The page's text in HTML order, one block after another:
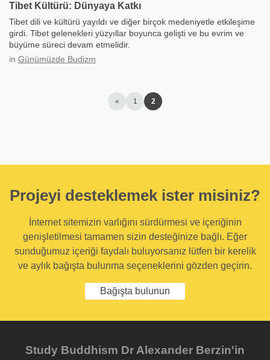
Tibet Kültürü: Dünyaya Katkı
Tibet dili ve kültürü yayıldı ve diğer birçok medeniyetle etkileşime
girdi. Tibet gelenekleri yüzyıllar boyunca gelişti ve bu evrim ve
büyüme süreci devam etmelidir.
in Günümüzde Budizm
« 1 2
Projeyi desteklemek ister misiniz?
İnternet sitemizin varlığını sürdürmesi ve içeriğinin
genişletilmesi tamamen sizin desteğinize bağlı. Eğer
sunduğumuz içeriği faydalı buluyorsanız lütfen bir kerelik
ve aylık bağışta bulunma seçeneklerini gözden geçirin.
Bağışta bulunun
Study Buddhism Dr Alexander Berzin'in